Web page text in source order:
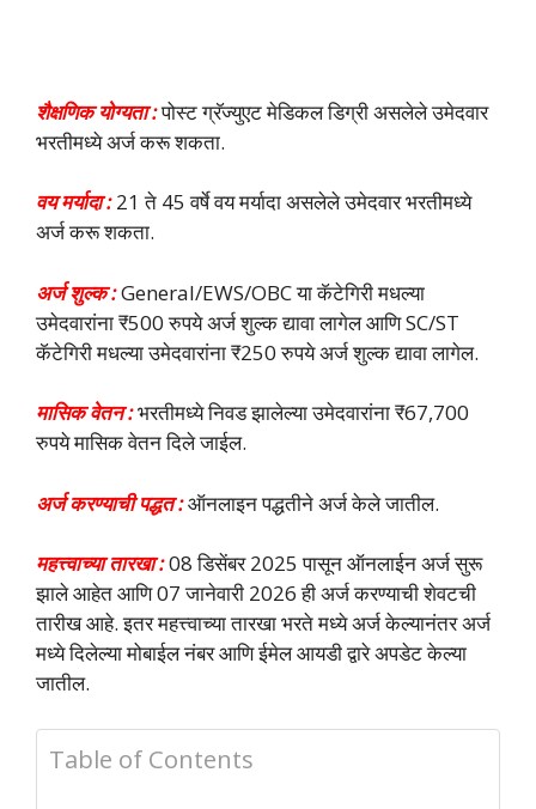
शैक्षणिक योग्यता :पोस्ट ग्रॅज्युएट मेडिकल डिग्री असलेले उमेदवार
भरतीमध्ये अर्ज करू शकता.
वय मर्यादा :21 ते 45 वर्षे वय मर्यादा असलेले उमेदवार भरतीमध्ये
अर्ज करू शकता.
अर्ज शुल्क :General/EWS/OBC या कॅटेगिरी मधल्या
उमेदवारांना ₹500 रुपये अर्ज शुल्क द्यावा लागेल आणि SC/ST
कॅटेगिरी मधल्या उमेदवारांना ₹250 रुपये अर्ज शुल्क द्यावा लागेल.
मासिक वेतन :भरतीमध्ये निवड झालेल्या उमेदवारांना ₹67,700
रुपये मासिक वेतन दिले जाईल.
अर्ज करण्याची पद्धत :ऑनलाइन पद्धतीने अर्ज केले जातील.
महत्त्वाच्या तारखा :08 डिसेंबर 2025 पासून ऑनलाईन अर्ज सुरू
झाले आहेत आणि 07 जानेवारी 2026 ही अर्ज करण्याची शेवटची
तारीख आहे. इतर महत्त्वाच्या तारखा भरते मध्ये अर्ज केल्यानंतर अर्ज
मध्ये दिलेल्या मोबाईल नंबर आणि ईमेल आयडी द्वारे अपडेट केल्या
जातील.
Table of Contents